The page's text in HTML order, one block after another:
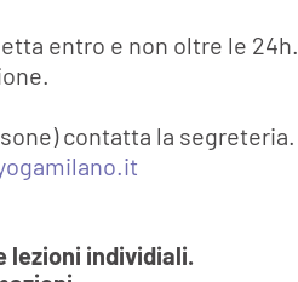
entro e non oltre le 24h.
contatta la segreteria.
lezioni individiali.